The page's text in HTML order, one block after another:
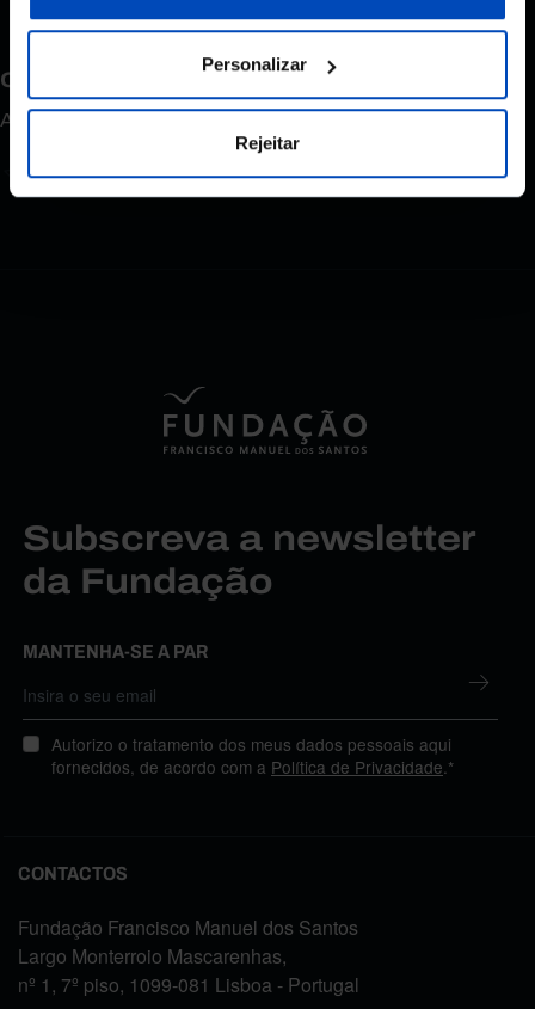
Personalizar
Rejeitar
Como avalia este conteúdo?
A sua opinião é importante.
Subscreva a newsletter
da Fundação
MANTENHA-SE A PAR
Autorizo o tratamento dos meus dados pessoais aqui
fornecidos, de acordo com a Política de Privacidade .*
CONTACTOS
Fundação Francisco Manuel dos Santos
Largo Monterroio Mascarenhas,
nº 1, 7º piso, 1099-081 Lisboa - Portugal